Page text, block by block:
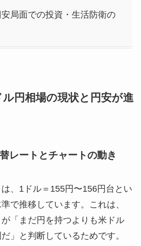
局面での投資・生活防衛の
円相場の現状と円安が進
レートとチャートの動き
、1ドル＝155円〜156円台とい
で推移しています。これは、
「まだ円を持つよりも米ドル
」と判断しているためです。